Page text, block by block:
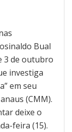
Bual
3 de outubro
investiga
em seu
(CMM).
deixe o
feira (15).